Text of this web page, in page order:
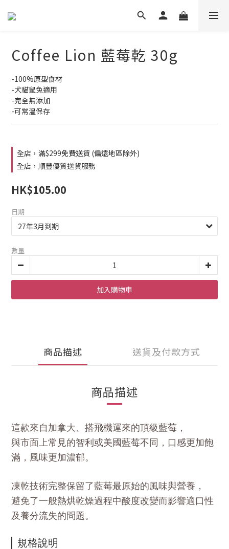
Coffee Lion 藍莓乾 30g
-100%原型食材
-犬貓鼠兔適用
-完全無添加
-可常溫保存
全店，滿$299免費送貨 (偏遠地區除外)
全店，順豐優質送貨服務
HK$105.00
日期
數量
加入購物車
商品描述 送貨及付款方式
商品描述
這款來自加拿大、搭飛機運來的頂級藍莓，
與市面上常見的智利或美國藍莓不同，口感更加飽
滿，風味更加濃郁。
凍乾技術完整保留了藍莓最原始的風味與營養，
避免了一般熱烘乾燥過程中酸度改變而影響適口性
及養分流失的問題。
規格說明